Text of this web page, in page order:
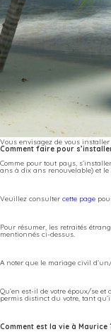
Vous envisagez de vous
Comment faire pour
Comme pour tout pays,
ans à dix ans renouvelable) et
Veuillez consulter cette page
Pour résumer, les retraités
mentionnés ci-dessus.
A noter que le mariage civil
Qu’en est-il de votre époux/se
permis distinct du votre, tant
Comment est la vie à Maurice